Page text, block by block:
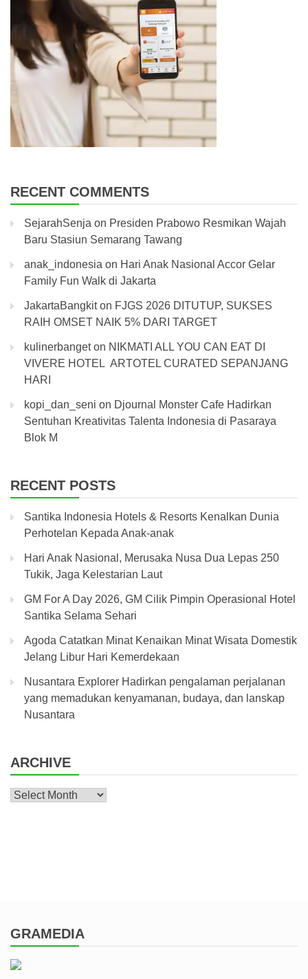
RECENT COMMENTS
SejarahSenja on Presiden Prabowo Resmikan Wajah
Baru Stasiun Semarang Tawang
anak_indonesia on Hari Anak Nasional Accor Gelar
Family Fun Walk di Jakarta
JakartaBangkiton FJGS 2026 DITUTUP, SUKSES
RAIH OMSET NAIK 5% DARI TARGET
kulinerbangeton NIKMATI ALL YOU CAN EAT DI
VIVERE HOTEL ARTOTEL CURATED SEPANJANG
HARI
kopi_dan_seni on Djournal Monster Cafe Hadirkan
Sentuhan Kreativitas Talenta Indonesia di Pasaraya
Blok M
RECENT POSTS
Santika Indonesia Hotels & Resorts Kenalkan Dunia
Perhotelan Kepada Anak-anak
Hari Anak Nasional, Merusaka Nusa Dua Lepas 250
Tukik, Jaga Kelestarian Laut
GM For A Day 2026, GM Cilik Pimpin Operasional Hotel
Santika Selama Sehari
Agoda Catatkan Minat Kenaikan Minat Wisata Domestik
Jelang Libur Hari Kemerdekaan
Nusantara Explorer Hadirkan pengalaman perjalanan
yang memadukan kenyamanan, budaya, dan lanskap
Nusantara
ARCHIVE
Archive
GRAMEDIA